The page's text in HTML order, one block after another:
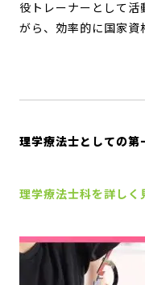
役トレーナーとして活
がら、効率的に国家資
理学療法士としての
理学療法士科を詳しく